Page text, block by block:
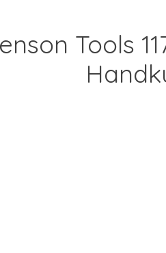
Tools